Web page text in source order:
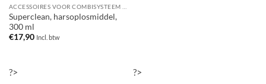
Superclean, harsoplosmiddel,
300 ml
€17,90 Incl. btw
?> ?>